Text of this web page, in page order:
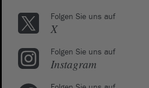
Folgen Sie uns auf
X
Folgen Sie uns auf
Instagram